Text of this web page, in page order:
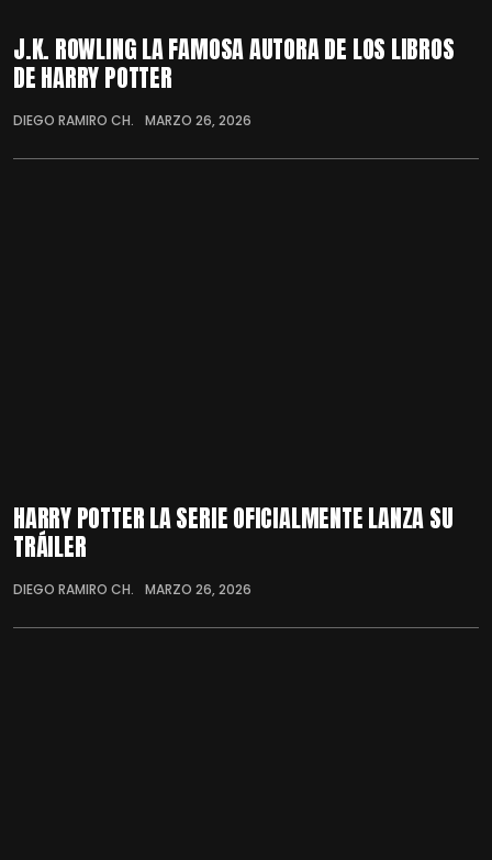
J.K. ROWLING LA FAMOSA AUTORA DE LOS LIBROS
DE HARRY POTTER
DIEGO RAMIRO CH. MARZO 26, 2026
HARRY POTTER LA SERIE OFICIALMENTE LANZA SU
TRÁILER
DIEGO RAMIRO CH. MARZO 26, 2026